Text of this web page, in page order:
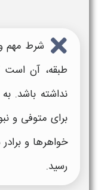
شرط مهم و
طبقه، آن است
نداشته باشد.
برای متوفی و
خواهرها و
رسید.